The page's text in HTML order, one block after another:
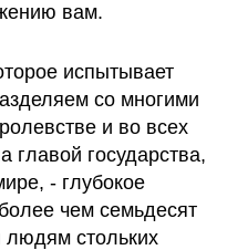
вам.
испытывает
со многими
и во всех
главой государства,
- глубокое
чем семьдесят
людям стольких